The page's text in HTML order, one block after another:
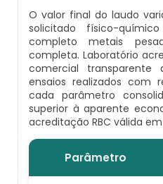
Distribuidor De
Distribuidor De
Tratamento De Água
Filtro Para Poço
Ativado
Membrana De
Filtro De Fibra De Vidro
Filtro De Água
Filtro De Água
Filtro De Água Para
Filtro De Água Para
O valor final do laudo
solicitado físico-
completo metais
completa. Laboratório
comercial transparente
ensaios realizados com
cada parâmetro
superior à aparente
acreditação RBC válida em
Parâmetro